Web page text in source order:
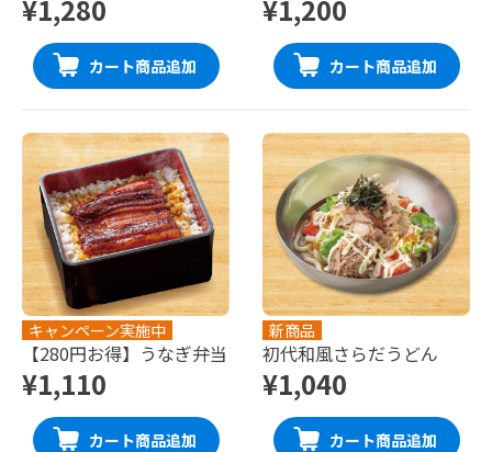
¥1,280
カート商品追加
¥1,200
カート商品追加
キャンペーン実施中
【280円お得】うなぎ弁当
¥1,110
カート商品追加
新商品
初代和風さらだうどん
¥1,040
カート商品追加